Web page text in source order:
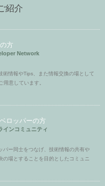
紹介
方
Network
術情報やTips、また情報交換の場として
用意しています。
ロッパーの方
インコミュニティ
パー同士をつなげ、技術情報の共有や
の場とすることを目的としたコミュニ